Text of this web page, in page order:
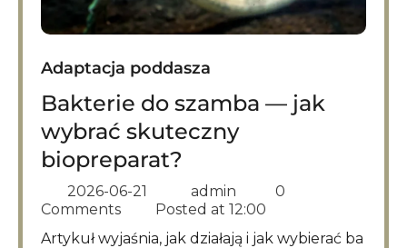
Adaptacja poddasza
Bakterie do szamba — jak
wybrać skuteczny
biopreparat?
2026-06-21 admin
0
Comments
Posted at 12:00
Artykuł wyjaśnia, jak działają i jak wybierać ba